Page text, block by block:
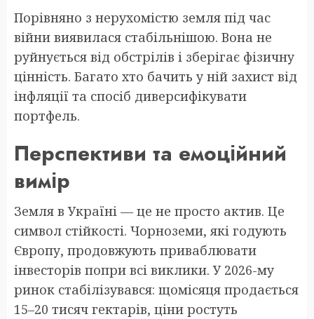
Порівняно з нерухомістю земля під час
війни виявилася стабільнішою. Вона не
руйнується від обстрілів і зберігає фізичну
цінність. Багато хто бачить у ній захист від
інфляції та спосіб диверсифікувати
портфель.
Перспективи та емоційний
вимір
Земля в Україні — це не просто актив. Це
символ стійкості. Чорноземи, які годують
Європу, продовжують приваблювати
інвесторів попри всі виклики. У 2026-му
ринок стабілізувався: щомісяця продається
15–20 тисяч гектарів, ціни ростуть